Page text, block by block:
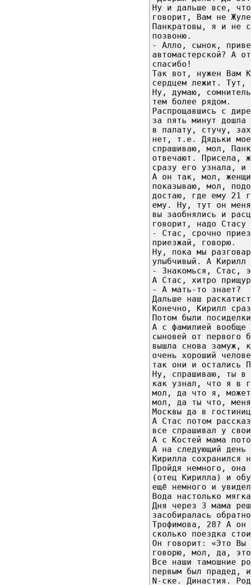
Ну и дальше все,
говорит, Вам не
Панкратовы, я и не
позвоню.
- Алло, сынок,
автомастерской? А
спасибо!
Так вот, нужен Вам
сердцем лежит. Тут,
Ну, думаю,
тем более рядом.
Распрощавшись с
за пять минут
в палату, стучу,
нет, т.е. Дядьки
спрашиваю, мол,
отвечают. Присела,
сразу его узнала, и
А он так, мол,
показываю, мол,
достаю, где ему 21
ему. Ну, тут он
вы заобнялись и
говорит, надо
- Стас, срочно
приезжай, говорю.
Ну, пока мы
улыбчивый. А Кирилл
- Знакомься, Стас,
А Стас, хитро
- А мать-то знает?
Дальше наш
Конечно, Кирилл
Потом были
А с фамилией
сыновей от первого
вышла снова замуж,
очень хороший
так они и остались
Ну, спрашиваю, ты в
как узнал, что я в
мол, да что я, может
мол, да ты что, меня
Москвы да в
А Стас потом
все спрашивал у
А с Костей мама
А на следующий день
Кирилла сохранился
Пройдя немного,
(отец Кирилла) и
ещё немного и
Вода настолько
Дня через 3 мама
засобиралась
Трофимова, 28? А он
сколько поездка
Он говорит: «Это Вы
говорю, мол, да,
Все наши тамошние
первым был прадед,
N-ске. Династия.